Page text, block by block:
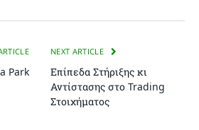
Park
NEXT ARTICLE
Επίπεδα Στήριξης κι
Αντίστασης στο Trading
Στοιχήματος